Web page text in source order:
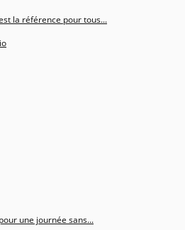
la référence pour tous...
une journée sans...